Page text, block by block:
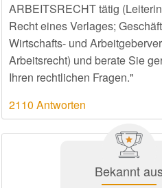
ARBEITSRECHT tätig
Recht eines Verlages;
Wirtschafts- und
Arbeitsrecht) und berate Sie
Ihren rechtlichen Fragen."
2110 Antworten
Bekannt